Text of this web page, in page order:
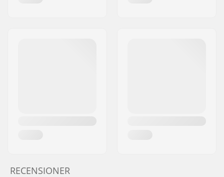
RECENSIONER